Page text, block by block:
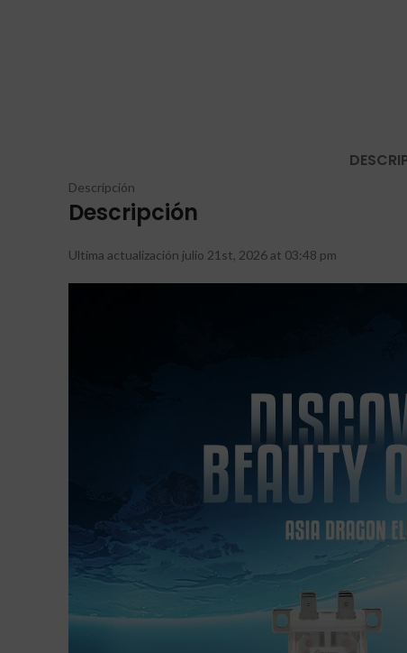
Descripción
Descripción
Ultima actualización julio 21st, 2026 at 03:48 pm